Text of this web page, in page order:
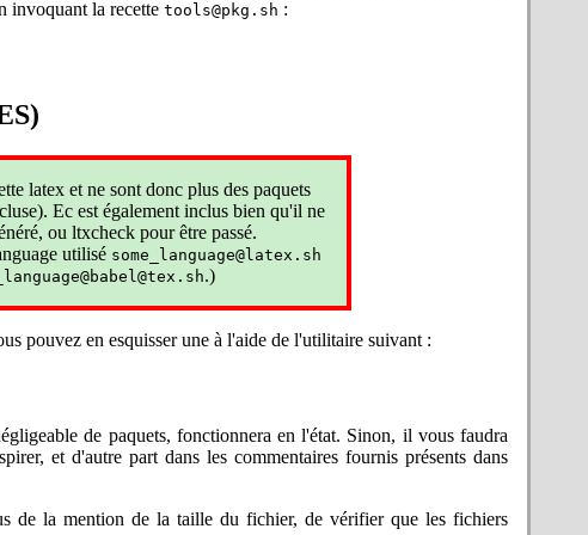
est disponible en téléchargement en
les extensions e-TeX et ajoutant des
plus récentes de LaTeX. Le moteur sera
cafardeux du traitement des noms de
que les fichiers de log et dvi aient dans
(afin que LaTeX utilise le nouvel engin e-
(le comportement n'est pas
génération incorrecte du script TeX
sur votre système, il est donc inutile
et les programmes auxiliaires au
et adapter e-TeX et MetaPost en
que des fichiers. Corrections dans RISK,
C nécessite une bibliothèque statique
invoquant la recette tools@pkg.sh :
latex et ne sont donc plus des paquets
Ec est également inclus bien qu'il ne
ou ltxcheck pour être passé.
utilisé some_language@latex.sh
.)
pouvez en esquisser une à l'aide de l'utilitaire suivant :
de paquets, fonctionnera en l'état. Sinon, il vous faudra
et d'autre part dans les commentaires fournis présents dans
de la mention de la taille du fichier, de vérifier que les fichiers